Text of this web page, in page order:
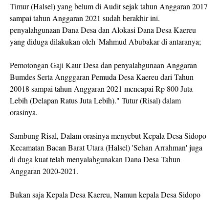
Timur (Halsel) yang belum di Audit sejak tahun Anggaran 2017
sampai tahun Anggaran 2021 sudah berakhir ini.
penyalahgunaan Dana Desa dan Alokasi Dana Desa Kaereu
yang diduga dilakukan oleh 'Mahmud Abubakar di antaranya;
Pemotongan Gaji Kaur Desa dan penyalahgunaan Anggaran
Bumdes Serta Angggaran Pemuda Desa Kaereu dari Tahun
20018 sampai tahun Anggaran 2021 mencapai Rp 800 Juta
Lebih (Delapan Ratus Juta Lebih)." Tutur (Risal) dalam
orasinya.
Sambung Risal, Dalam orasinya menyebut Kepala Desa Sidopo
Kecamatan Bacan Barat Utara (Halsel) 'Sehan Arrahman' juga
di duga kuat telah menyalahgunakan Dana Desa Tahun
Anggaran 2020-2021.
Bukan saja Kepala Desa Kaereu, Namun kepala Desa Sidopo